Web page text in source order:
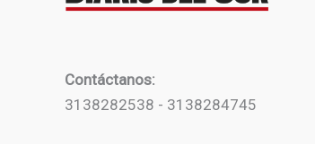
Contáctanos:
3138282538 - 3138284745